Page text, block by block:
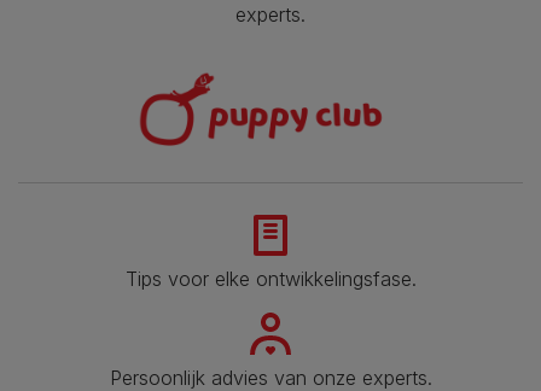
experts.
Tips voor elke ontwikkelingsfase​.
Persoonlijk advies van onze experts.